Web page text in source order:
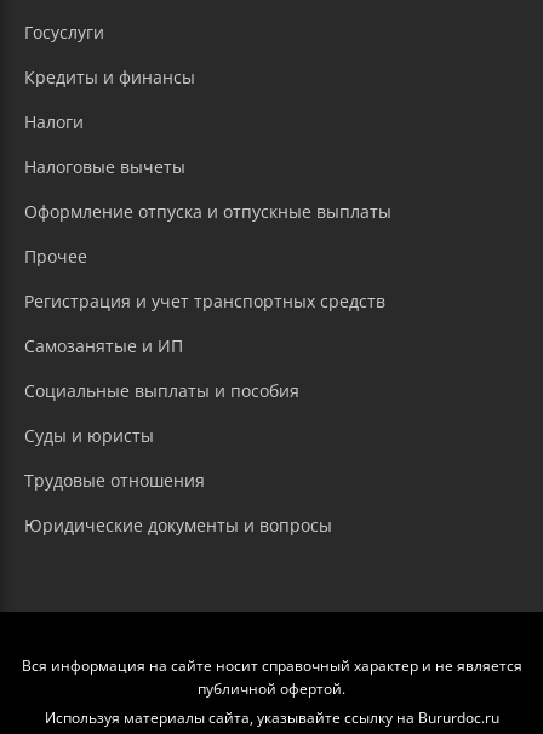
Госуслуги
Кредиты и финансы
Налоги
Налоговые вычеты
Оформление отпуска и отпускные выплаты
Прочее
Регистрация и учет транспортных средств
Самозанятые и ИП
Социальные выплаты и пособия
Суды и юристы
Трудовые отношения
Юридические документы и вопросы
Вся информация на сайте носит справочный характер и не является
публичной офертой.
Используя материалы сайта, указывайте ссылку на Bururdoc.ru